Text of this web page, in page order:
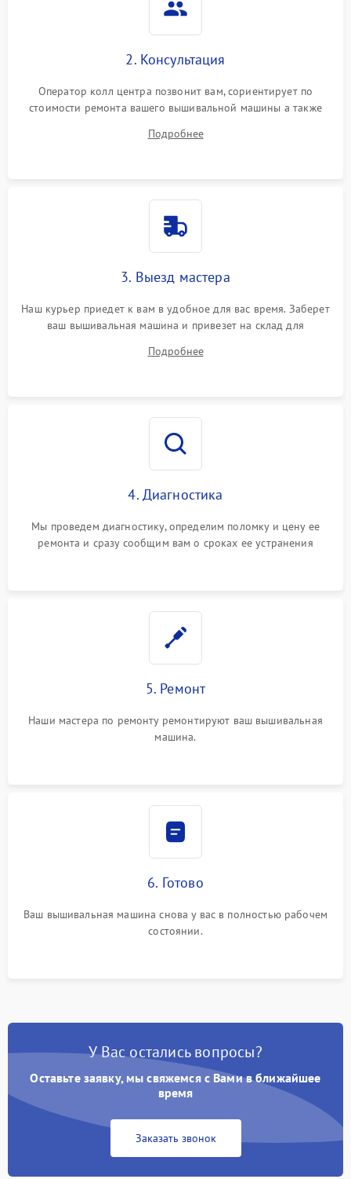
2. Консультация
Оператор колл центра позвонит вам, сориентирует по
стоимости ремонта вашего вышивальной машины а также
Подробнее
3. Выезд мастера
Наш курьер приедет к вам в удобное для вас время. Заберет
ваш вышивальная машина и привезет на склад для
Подробнее
4. Диагностика
Мы проведем диагностику, определим поломку и цену ее
ремонта и сразу сообщим вам о сроках ее устранения
5. Ремонт
Наши мастера по ремонту ремонтируют ваш вышивальная
машина.
6. Готово
Ваш вышивальная машина снова у вас в полностью рабочем
состоянии.
У Вас остались вопросы?
Оставьте заявку, мы свяжемся с Вами в ближайшее
время
Заказать звонок